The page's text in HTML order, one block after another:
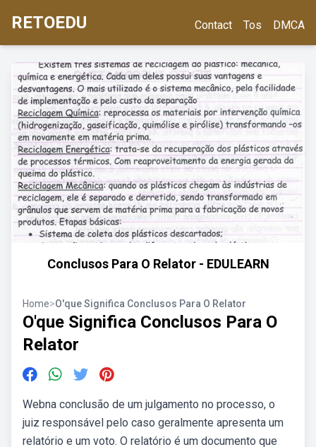
RETOEDU Contact Tos DMCA
Conclusos Para O Relator - EDULEARN
Home>O'que Significa Conclusos Para O Relator
O'que Significa Conclusos Para O
Relator
Webna conclusão de um julgamento no processo, o
juiz responsável pelo caso geralmente apresenta um
relatório e um voto. O relatório é um documento que